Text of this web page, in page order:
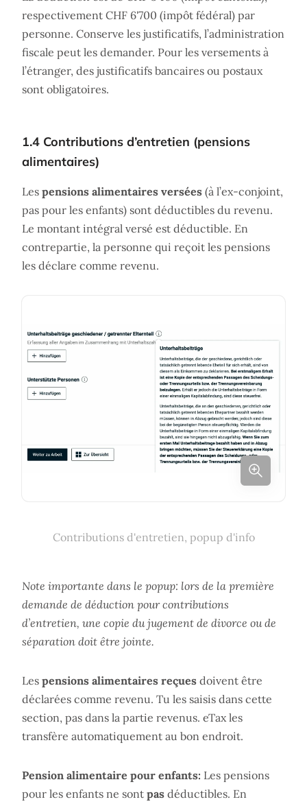
respectivement CHF 6'700 (impôt fédéral) par
personne. Conserve les justificatifs, l’administration
fiscale peut les demander. Pour les versements à
l’étranger, des justificatifs bancaires ou postaux
sont obligatoires.
1.4 Contributions d’entretien (pensions
alimentaires)
Les pensions alimentaires versées (à l’ex-conjoint,
pas pour les enfants) sont déductibles du revenu.
Le montant intégral versé est déductible. En
contrepartie, la personne qui reçoit les pensions
les déclare comme revenu.
Contributions d'entretien, popup d'info
Note importante dans le popup: lors de la première
demande de déduction pour contributions
d’entretien, une copie du jugement de divorce ou de
séparation doit être jointe.
Les pensions alimentaires reçues doivent être
déclarées comme revenu. Tu les saisis dans cette
section, pas dans la partie revenus. eTax les
transfère automatiquement au bon endroit.
Pension alimentaire pour enfants: Les pensions
pour les enfants ne sont pas déductibles. En